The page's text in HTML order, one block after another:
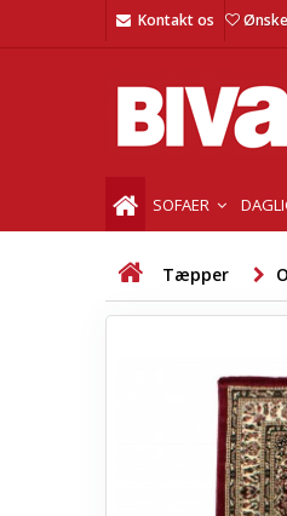
Kontakt os
SOFAER
Tæpper